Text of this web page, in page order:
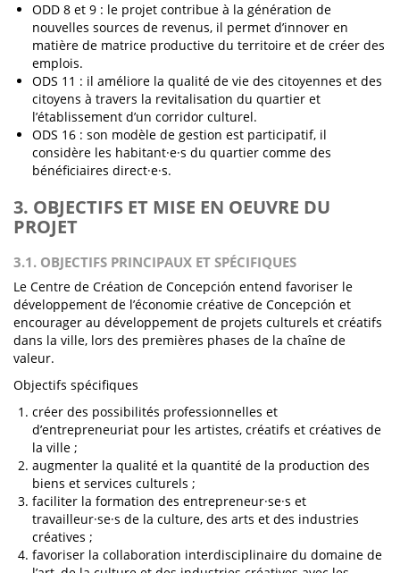
ODD 8 et 9 : le projet contribue à la génération de
nouvelles sources de revenus, il permet d’innover en
matière de matrice productive du territoire et de créer des
emplois.
ODS 11 : il améliore la qualité de vie des citoyennes et des
citoyens à travers la revitalisation du quartier et
l’établissement d’un corridor culturel.
ODS 16 : son modèle de gestion est participatif, il
considère les habitant·e·s du quartier comme des
bénéficiaires direct·e·s.
3. OBJECTIFS ET MISE EN OEUVRE DU
PROJET
3.1. OBJECTIFS PRINCIPAUX ET SPÉCIFIQUES
Le Centre de Création de Concepción entend favoriser le
développement de l’économie créative de Concepción et
encourager au développement de projets culturels et créatifs
dans la ville, lors des premières phases de la chaîne de
valeur.
Objectifs spécifiques
créer des possibilités professionnelles et
d’entrepreneuriat pour les artistes, créatifs et créatives de
la ville ;
augmenter la qualité et la quantité de la production des
biens et services culturels ;
faciliter la formation des entrepreneur·se·s et
travailleur·se·s de la culture, des arts et des industries
créatives ;
favoriser la collaboration interdisciplinaire du domaine de